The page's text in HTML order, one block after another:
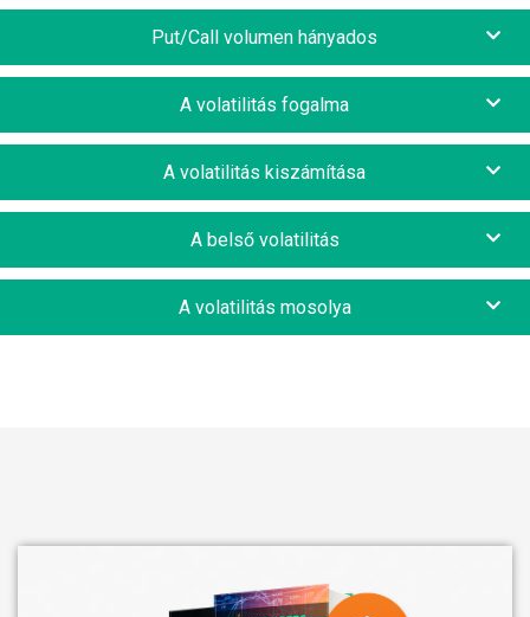
Put/Call volumen hányados
A volatilitás fogalma
A volatilitás kiszámítása
A belső volatilitás
A volatilitás mosolya